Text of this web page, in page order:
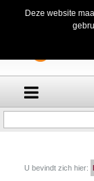
Deze website
U bevindt zich hier: